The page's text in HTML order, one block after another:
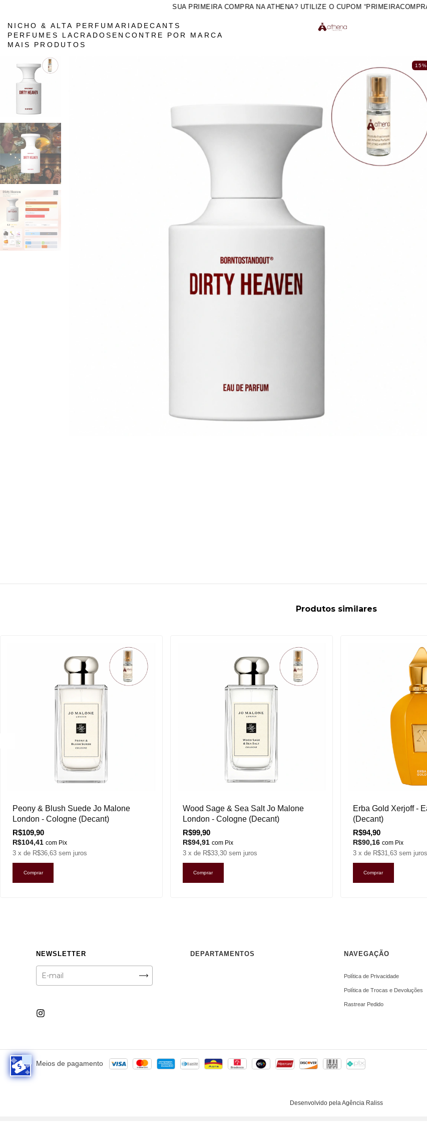
SUA PRIMEIRA COMPRA NA ATHENA? UTILIZE O CUPOM “PRIMEIRACOMPRA”
NICHO & ALTA PERFUMARIA DECANTS
PERFUMES LACRADOS ENCONTRE POR MARCA
MAIS PRODUTOS
15%
Produtos similares
Peony & Blush Suede Jo Malone
London - Cologne (Decant)
R$109,90
R$104,41 com Pix
3 x de R$36,63 sem juros
Comprar
Wood Sage & Sea Salt Jo Malone
London - Cologne (Decant)
R$99,90
R$94,91 com Pix
3 x de R$33,30 sem juros
Comprar
Erba Gold Xerjoff -
(Decant)
R$94,90
R$90,16 com Pix
3 x de R$31,63 sem juros
Comprar
NEWSLETTER DEPARTAMENTOS NAVEGAÇÃO
Política de Privacidade
Política de Trocas e Devoluções
Rastrear Pedido
Desenvolvido pela Agência Raliss